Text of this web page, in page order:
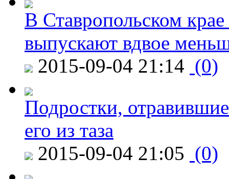
В Ставропольском
выпускают вдвое
2015-09-04 21:14 (0)
Подростки,
его из таза
2015-09-04 21:05 (0)